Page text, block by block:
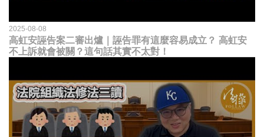
2025-08-08
高虹安誣告案二審出爐｜誣告罪有這麼容易成立？ 高虹安
不上訴就會被關？這句話其實不太對！